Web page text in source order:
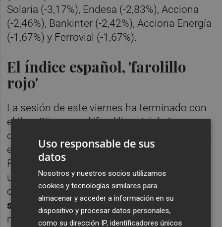
Solaria (-3,17%), Endesa (-2,83%), Acciona
(-2,46%), Bankinter (-2,42%), Acciona Energía
(-1,67%) y Ferrovial (-1,67%).
El índice español, 'farolillo
rojo'
La sesión de este viernes ha terminado con
el Ibex 35 como el 'farolillo rojo' de Europa,
con el resto de principales índices bursátiles
en positivo. Londres ha avanzado un 1,50%;
París, un 0,32%; Fráncfort, un 0,41%; y Milán,
un 0,12%. Al cierre de la sesión bursátil
europea,el West Texas Intermediate (WTI)
se situaba en 78,45 dólares, un 0,54% más
mientras que el Brent alcanzaba los 83,21
Uso responsable de sus
datos
Nosotros y nuestros socios utilizamos
cookies y tecnologías similares para
almacenar y acceder a información en su
dispositivo y procesar datos personales,
como su dirección IP, identificadores únicos